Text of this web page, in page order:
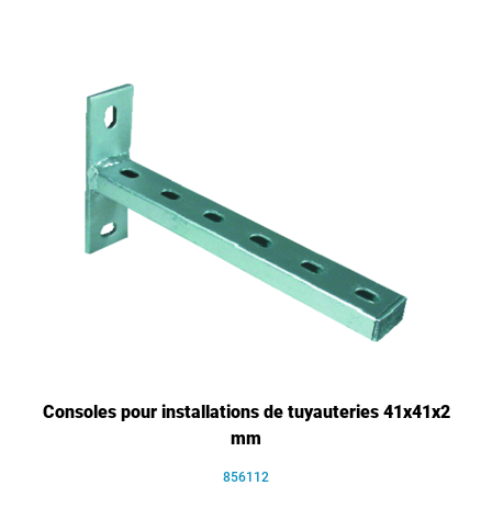
Consoles pour installations de tuyauteries 41x41x2
mm
856112